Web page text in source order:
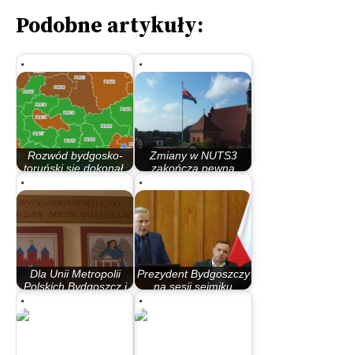
Podobne artykuły:
Rozwód bydgosko-
toruński się dokonał.
Zmiany w NUTS3
zakończą pewną
Dla Unii Metropolii
Polskich Bydgoszcz i
Prezydent Bydgoszczy
na sesji sejmiku